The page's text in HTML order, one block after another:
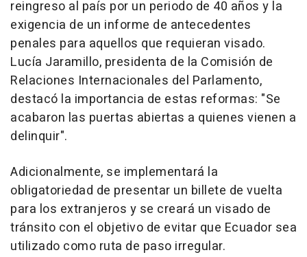
reingreso al país por un periodo de 40 años y la
exigencia de un informe de antecedentes
penales para aquellos que requieran visado.
Lucía Jaramillo, presidenta de la Comisión de
Relaciones Internacionales del Parlamento,
destacó la importancia de estas reformas: "Se
acabaron las puertas abiertas a quienes vienen a
delinquir".
Adicionalmente, se implementará la
obligatoriedad de presentar un billete de vuelta
para los extranjeros y se creará un visado de
tránsito con el objetivo de evitar que Ecuador sea
utilizado como ruta de paso irregular.